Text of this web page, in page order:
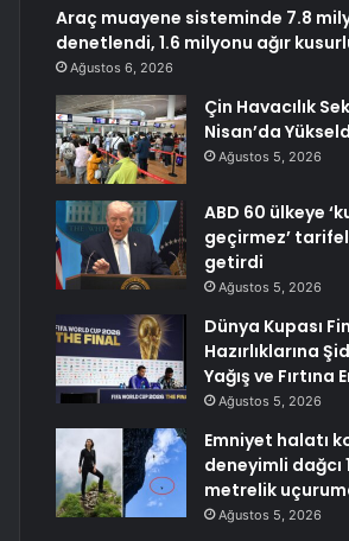
Araç muayene sisteminde 7.8
denetlendi, 1.6 milyonu ağır
Ağustos 6, 2026
Çin Havacılık
Nisan’da
Ağustos 5, 2026
ABD 60 ülkeye
geçirmez’
getirdi
Ağustos 5, 2026
Dünya Kupası
Hazırlıklarına
Yağış ve Fırtına
Ağustos 5, 2026
Emniyet halatı
deneyimli dağcı
metrelik
Ağustos 5, 2026